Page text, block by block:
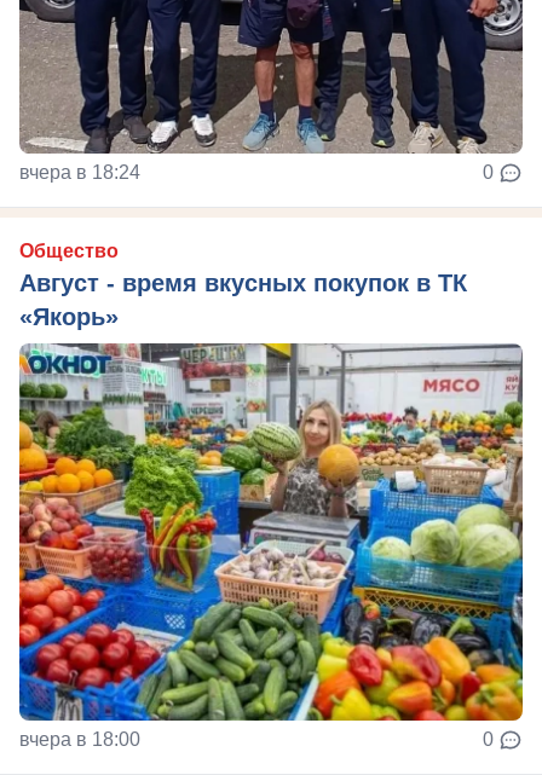
вчера в 18:24 0
Общество
Август - время вкусных покупок в ТК
«Якорь»
вчера в 18:00 0